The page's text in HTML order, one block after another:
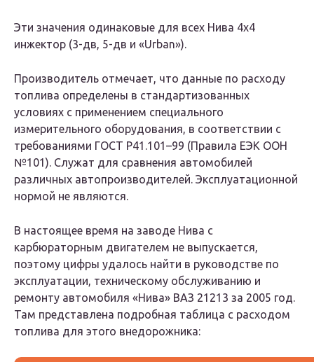
Эти значения одинаковые для всех Нива 4х4
инжектор (3-дв, 5-дв и «Urban»).
Производитель отмечает, что данные по расходу
топлива определены в стандартизованных
условиях с применением специального
измерительного оборудования, в соответствии с
требованиями ГОСТ Р41.101–99 (Правила ЕЭК ООН
№101). Служат для сравнения автомобилей
различных автопроизводителей. Эксплуатационной
нормой не являются.
В настоящее время на заводе Нива с
карбюраторным двигателем не выпускается,
поэтому цифры удалось найти в руководстве по
эксплуатации, техническому обслуживанию и
ремонту автомобиля «Нива» ВАЗ 21213 за 2005 год.
Там представлена подробная таблица с расходом
топлива для этого внедорожника: